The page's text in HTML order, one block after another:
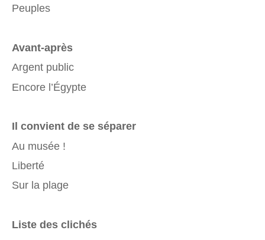
Peuples
Avant-après
Argent public
Encore l’Égypte
Il convient de se séparer
Au musée !
Liberté
Sur la plage
Liste des clichés